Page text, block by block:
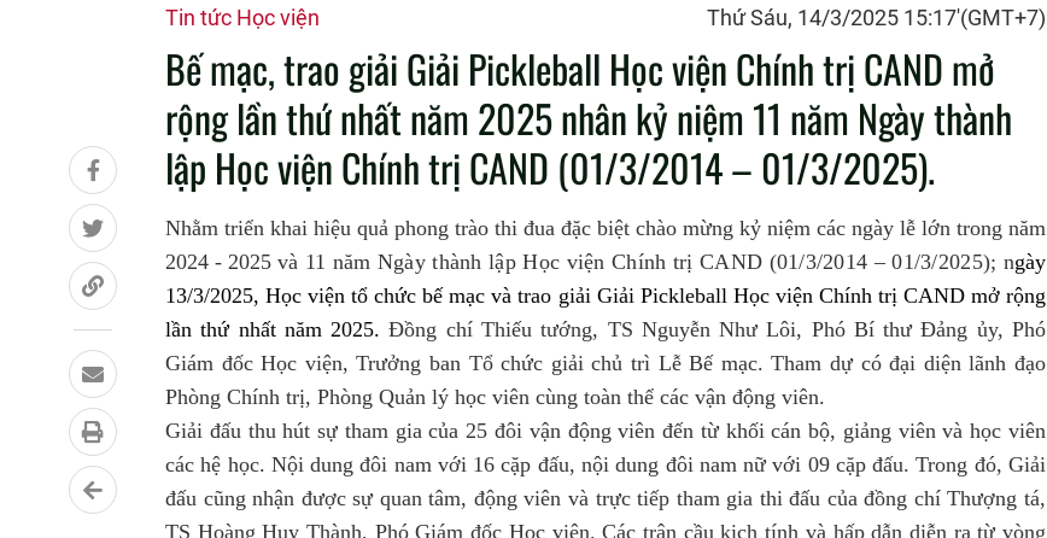
Tin tức Học viện Thứ Sáu, 14/3/2025 15:17'(GMT+7)
Bế mạc, trao giải Giải Pickleball Học viện Chính trị CAND mở
rộng lần thứ nhất năm 2025 nhân kỷ niệm 11 năm Ngày thành
lập Học viện Chính trị CAND (01/3/2014 – 01/3/2025).
Nhằm triển khai hiệu quả phong trào thi đua đặc biệt chào mừng kỷ niệm các ngày lễ lớn trong năm
2024 - 2025 và 11 năm Ngày thành lập Học viện Chính trị CAND (01/3/2014 – 01/3/2025); ngày
13/3/2025,Học viện tổ chức bế mạc và trao giải Giải Pickleball Học viện Chính trị CAND mở rộng
lần thứ nhất năm 2025.Đồng chí Thiếu tướng, TS Nguyễn Như Lôi, Phó Bí thư Đảng ủy, Phó
Giám đốc Học viện, Trưởng ban Tổ chức giải chủ trì Lễ Bế mạc. Tham dự có đại diện lãnh đạo
Phòng Chính trị, Phòng Quản lý học viên cùng toàn thể các vận động viên.
Giải đấu thu hút sự tham gia của 25 đôi vận động viên đến từ khối cán bộ, giảng viên và học viên
các hệ học. Nội dung đôi nam với 16 cặp đấu, nội dung đôi nam nữ với 09 cặp đấu. Trong đó, Giải
đấu cũng nhận được sự quan tâm, động viên và trực tiếp tham gia thi đấu của đồng chí Thượng tá,
TS Hoàng Huy Thành, Phó Giám đốc Học viện. Các trận cầu kịch tính và hấp dẫn diễn ra từ vòng